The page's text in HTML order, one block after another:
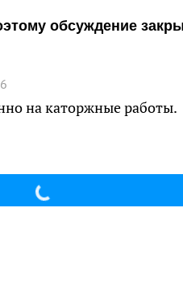
обсуждение
на каторжные работы.